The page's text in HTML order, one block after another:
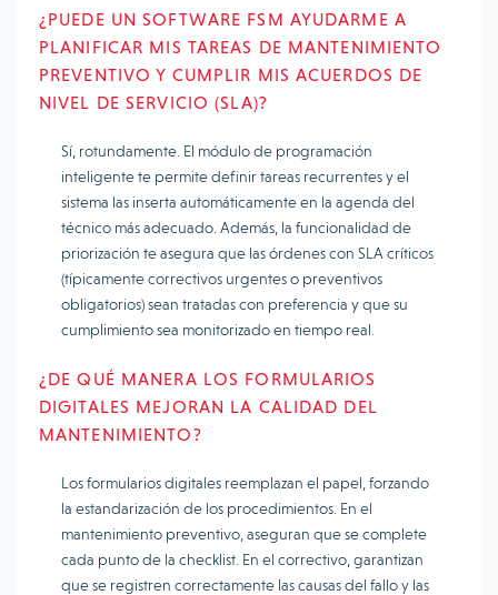
¿PUEDE UN SOFTWARE FSM AYUDARME A
PLANIFICAR MIS TAREAS DE MANTENIMIENTO
PREVENTIVO Y CUMPLIR MIS ACUERDOS DE
NIVEL DE SERVICIO (SLA)?
Sí, rotundamente. El módulo de programación
inteligente te permite definir tareas recurrentes y el
sistema las inserta automáticamente en la agenda del
técnico más adecuado. Además, la funcionalidad de
priorización te asegura que las órdenes con SLA críticos
(típicamente correctivos urgentes o preventivos
obligatorios) sean tratadas con preferencia y que su
cumplimiento sea monitorizado en tiempo real.
¿DE QUÉ MANERA LOS FORMULARIOS
DIGITALES MEJORAN LA CALIDAD DEL
MANTENIMIENTO?
Los formularios digitales reemplazan el papel, forzando
la estandarización de los procedimientos. En el
mantenimiento preventivo, aseguran que se complete
cada punto de la checklist. En el correctivo, garantizan
que se registren correctamente las causas del fallo y las